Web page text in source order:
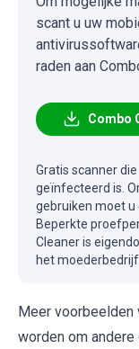
scant u uw
raden aan
Combo
Gratis scanner
geïnfecteerd is.
gebruiken moet u
Beperkte
Cleaner is
het moederbedrijf
Meer voorbeelden
worden om